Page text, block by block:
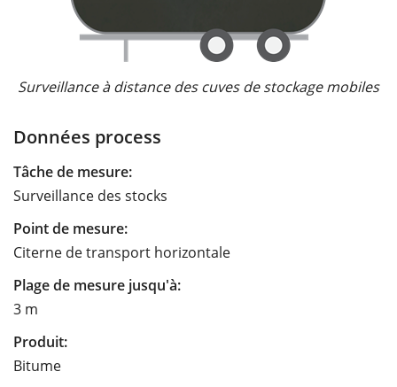
Surveillance à distance des cuves de stockage mobiles
Données process
Tâche de mesure:
Surveillance des stocks
Point de mesure:
Citerne de transport horizontale
Plage de mesure jusqu'à:
3 m
Produit:
Bitume